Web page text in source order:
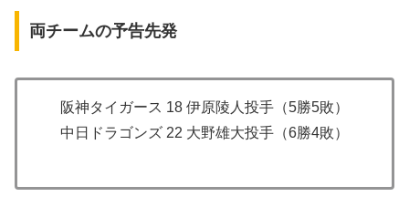
両チームの予告先発
阪神タイガース 18 伊原陵人投手（5勝5敗）
中日ドラゴンズ 22 大野雄大投手（6勝4敗）